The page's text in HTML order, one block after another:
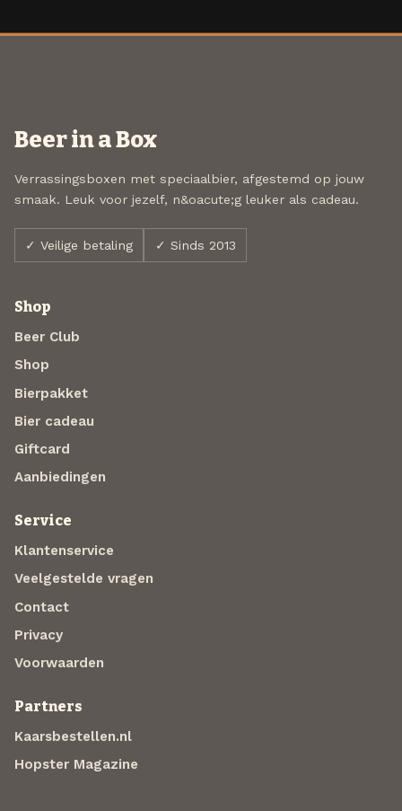
Beer in a Box
Verrassingsboxen met speciaalbier, afgestemd op jouw
smaak. Leuk voor jezelf, n&oacute;g leuker als cadeau.
✓ Veilige betaling ✓ Sinds 2013
Shop
Beer Club
Shop
Bierpakket
Bier cadeau
Giftcard
Aanbiedingen
Service
Klantenservice
Veelgestelde vragen
Contact
Privacy
Voorwaarden
Partners
Kaarsbestellen.nl
Hopster Magazine